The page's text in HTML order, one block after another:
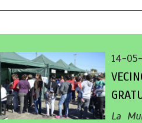
14-
La